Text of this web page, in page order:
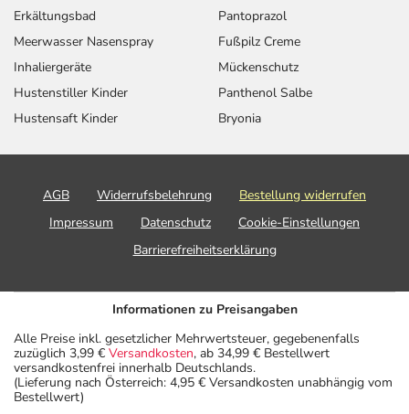
Erkältungsbad
Meerwasser Nasenspray
Inhaliergeräte
Hustenstiller Kinder
Hustensaft Kinder
Pantoprazol
Fußpilz Creme
Mückenschutz
Panthenol Salbe
Bryonia
AGB Widerrufsbelehrung
Bestellung widerrufen
Impressum
Datenschutz
Cookie-Einstellungen
Barrierefreiheitserklärung
Informationen zu Preisangaben
Alle Preise inkl. gesetzlicher Mehrwertsteuer, gegebenenfalls
zuzüglich 3,99 € Versandkosten, ab 34,99 € Bestellwert
versandkostenfrei innerhalb Deutschlands.
(Lieferung nach Österreich: 4,95 € Versandkosten unabhängig vom
Bestellwert)